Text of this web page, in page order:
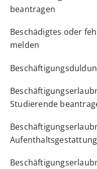
beantragen
Beschädigtes oder
melden
Studierende